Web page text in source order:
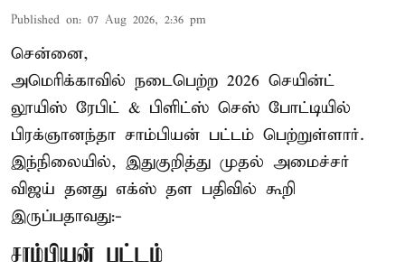
Published on: 07 Aug 2026, 2:36 pm
சென்னை,
அமெரிக்காவில் நடைபெற்ற 2026 செயின்ட்
லூயிஸ் ரேபிட் & பிளிட்ஸ் செஸ் போட்டியில்
பிரக்ஞானந்தா சாம்பியன் பட்டம் பெற்றுள்ளார்.
இந்நிலையில், இதுகுறித்து முதல் அமைச்சர்
விஜய் தனது எக்ஸ் தள பதிவில் கூறி
இருப்பதாவது:-
சாம்பியன் பட்டம்